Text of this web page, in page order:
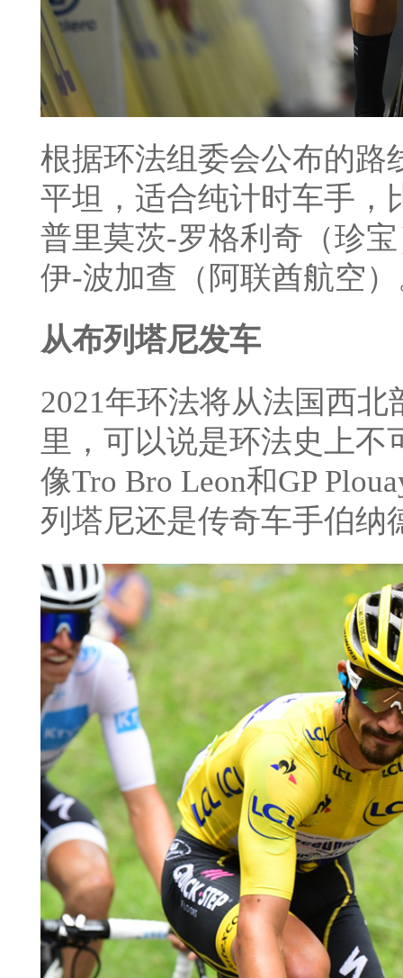
根据环法组委会公布的路
平坦，适合纯计时车手，
普里莫茨-罗格利奇（珍
伊-波加查（阿联酋航空
从布列塔尼发车
2021年环法将从法国西
里，可以说是环法史上
像Tro Bro Leon和GP
列塔尼还是传奇车手伯纳